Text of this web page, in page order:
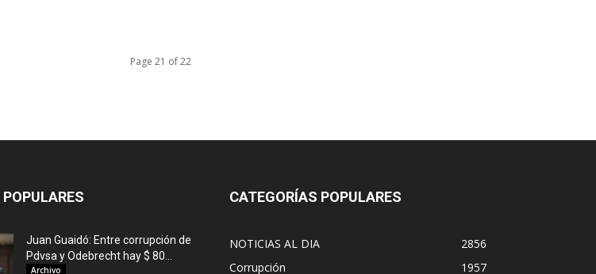
Page 21 of 22
Juan Guaidó: Entre corrupción de
Pdvsa y Odebrecht hay $ 80...
Archivo
CATEGORÍAS POPULARES
NOTICIAS AL DIA
2856
Corrupción
1957